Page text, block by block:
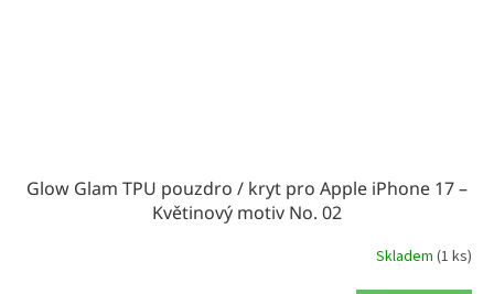
Glow Glam TPU pouzdro / kryt pro Apple iPhone 17 –
Květinový motiv No. 02
Skladem (1 ks)